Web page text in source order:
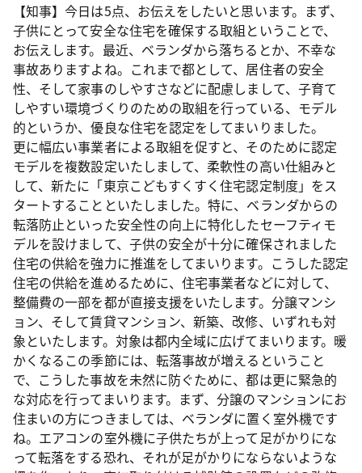
【知事】今日は5点、お伝えをしたいと思います。まず、
子供にとって安全な住宅を確保する取組ということで、
お伝えします。最近、ベランダから落ちるとか、不幸な
事故ありますよね。これまで都として、居住者の安全
性、そして家事のしやすさなどに配慮しまして、子育て
しやすい環境づくりのための取組を行っている、モデル
的というか、優良な住宅を認定をしてまいりました。
更に幅広い事業者による取組を促すと、そのために認定
モデルを複数設定いたしまして、柔軟性の高い仕組みと
して、新たに「東京こどもすくすく住宅認定制度」をス
タートすることといたしました。特に、ベランダからの
転落防止といった安全性の向上に特化したセーフティモ
デルを設けまして、子供の安全が十分に確保されました
住宅の供給を強力に推進をしてまいります。こうした認定
住宅の供給を進めるために、住宅事業者などに対して、
整備費の一部を都が直接支援をいたします。分譲マンシ
ョン、そして賃貸マンション、新築、改修、いずれも対
象といたします。対象は都内全域に広げてまいります。暖
かくなるこの季節には、転落事故が増えるということ
で、こうした事故を未然に防ぐために、都は更に緊急的
な対応を行ってまいります。まず、分譲のマンションにお
住まいの方につきましては、ベランダに置く室外機です
ね。エアコンの室外機に子供たちが上って足がかりにな
って転落をする恐れ、それが足がかりにならないような